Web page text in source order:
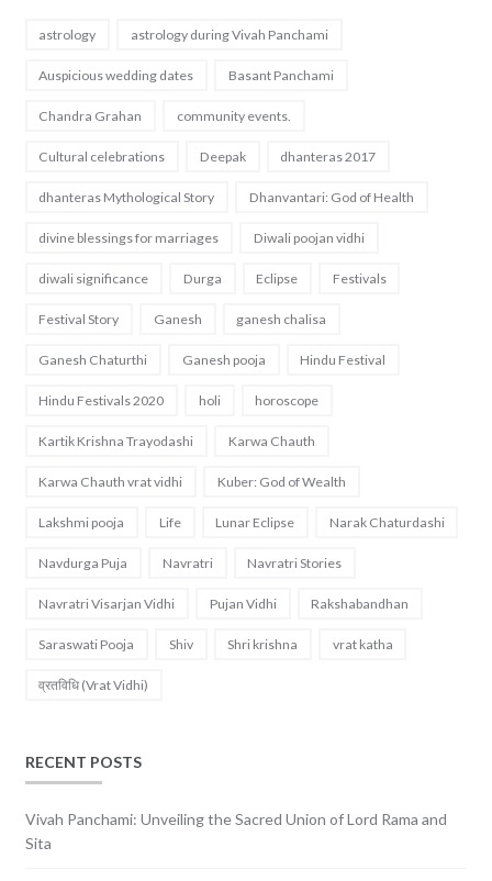
astrology astrology during Vivah Panchami
Auspicious wedding dates Basant Panchami
Chandra Grahan community events.
Cultural celebrations Deepak dhanteras 2017
dhanteras Mythological Story Dhanvantari: God of Health
divine blessings for marriages Diwali poojan vidhi
diwali significance Durga Eclipse Festivals
Festival Story Ganesh ganesh chalisa
Ganesh Chaturthi Ganesh pooja Hindu Festival
Hindu Festivals 2020 holi horoscope
Kartik Krishna Trayodashi Karwa Chauth
Karwa Chauth vrat vidhi Kuber: God of Wealth
Lakshmi pooja Life Lunar Eclipse Narak Chaturdashi
Navdurga Puja Navratri Navratri Stories
Navratri Visarjan Vidhi Pujan Vidhi Rakshabandhan
Saraswati Pooja Shiv Shri krishna vrat katha
व्रतविधि (Vrat Vidhi)
RECENT POSTS
Vivah Panchami: Unveiling the Sacred Union of Lord Rama and
Sita